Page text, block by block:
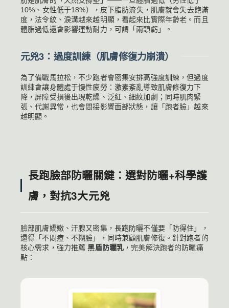
10%、女性低于18%），皮下脂肪流失，肌膚就會失去飽滿
度，法令紋、淚溝越來越明顯，看起來比實際年齡老。而且
體脂過低還會影響運動耐力，可謂「兩頭虧」。
元兇3：過度訓練（肌膚修復力崩潰）
為了備戰馬拉松，不少跑者會密集安排高強度訓練，但過度
訓練會讓身體處于慢性疲勞：激素紊亂導致肌膚修復力下
降，屏障受損後出現乾燥、泛紅、細紋加劇；同時肌肉緊
張、代謝異常，也會間接影響面部狀態，讓「跑者臉」越來
越明顯。
長跑臉部防曬關鍵：選對防曬+科學護
膚，對抗3大元兇
臉部肌膚嬌嫩、汗腺又密集，長跑防曬不僅要「防得住」，
還得「不悶痘、不糊臉」，同時兼顧肌膚修復。針對跑者的
核心需求，強力推薦黑盾防曬乳 ，完美解決跑者的防曬痛
點：